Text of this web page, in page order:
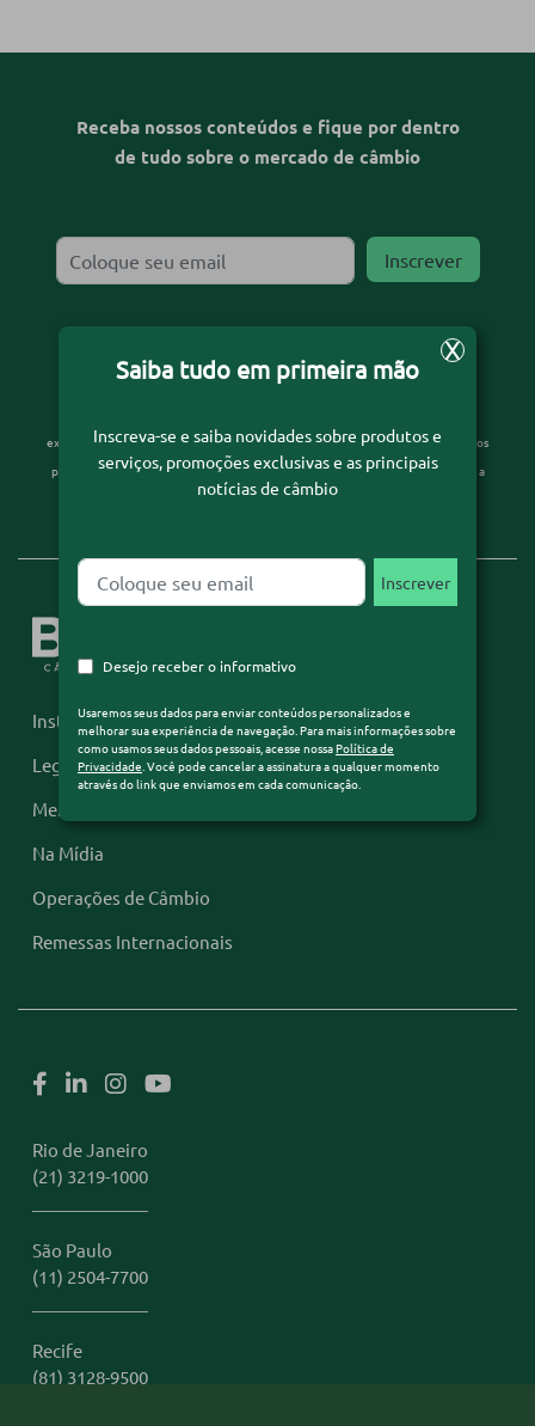
Institucional
Legislação
Mercado Financeiro
Na Mídia
Operações de Câmbio
Remessas Internacionais
Receba nossos conteúdos e fique por dentro
de tudo sobre o mercado de câmbio
Desejo receber o informativo
experiência de navegação. Para mais informações sobre como usamos seus dados
pessoais, acesse nossaPolítica de Privacidade. Você pode cancelar a assinatura a
qualquer momento através do link que enviamos em cada comunicação.
Rio de Janeiro
(21) 3219-1000
São Paulo
(11) 2504-7700
Recife
(81) 3128-9500
X
Saiba tudo em primeira mão
Inscreva-se e saiba novidades sobre produtos e
serviços, promoções exclusivas e as principais
notícias de câmbio
Desejo receber o informativo
Usaremos seus dados para enviar conteúdos personalizados e
melhorar sua experiência de navegação. Para mais informações sobre
como usamos seus dados pessoais, acesse nossaPolítica de
Privacidade . Você pode cancelar a assinatura a qualquer momento
através do link que enviamos em cada comunicação.